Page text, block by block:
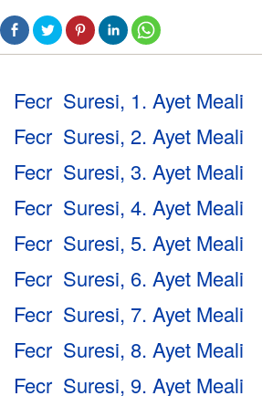
Fecr Suresi, 1. Ayet Meali
Fecr Suresi, 2. Ayet Meali
Fecr Suresi, 3. Ayet Meali
Fecr Suresi, 4. Ayet Meali
Fecr Suresi, 5. Ayet Meali
Fecr Suresi, 6. Ayet Meali
Fecr Suresi, 7. Ayet Meali
Fecr Suresi, 8. Ayet Meali
Fecr Suresi, 9. Ayet Meali